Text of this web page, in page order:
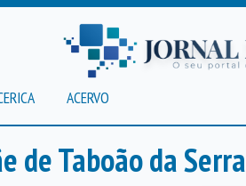
ACERVO
de Taboão da